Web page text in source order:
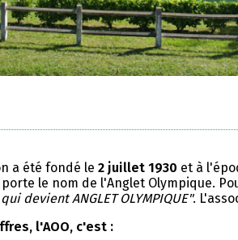
a été fondé le 2 juillet 1930 et à
le nom de l'Anglet Olympique.
devient ANGLET OLYMPIQUE".
l'AOO, c'est :